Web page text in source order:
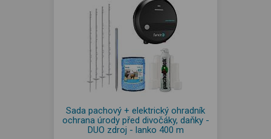
Sada pachový + elektrický ohradník
ochrana úrody před divočáky, daňky -
DUO zdroj - lanko 400 m